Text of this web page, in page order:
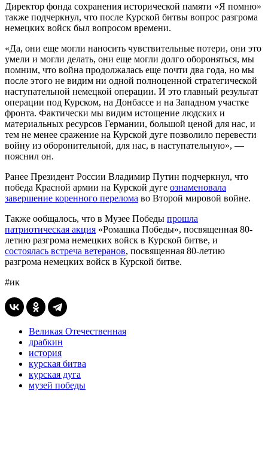
Директор фонда сохранения исторической памяти «Я помню»
также подчеркнул, что после Курской битвы вопрос разгрома
немецких войск был вопросом времени.
«Да, они еще могли наносить чувствительные потери, они это
умели и могли делать, они еще могли долго обороняться, мы
помним, что война продолжалась еще почти два года, но мы
после этого не видим ни одной полноценной стратегической
наступательной немецкой операции. И это главный результат
операции под Курском, на Донбассе и на Западном участке
фронта. Фактически мы видим истощение людских и
материальных ресурсов Германии, большой ценой для нас, и
тем не менее сражение на Курской дуге позволило перевести
войну из оборонительной, для нас, в наступательную», —
пояснил он.
Ранее Президент России Владимир Путин подчеркнул, что
победа Красной армии на Курской дуге ознаменовала
завершение коренного перелома во Второй мировой войне.
Также ообщалось, что в Музее Победы прошла
патриотическая акция «Ромашка Победы», посвященная 80-
летию разгрома немецких войск в Курской битве, и
состоялась встреча ветеранов, посвященная 80-летию
разгрома немецких войск в Курской битве.
#ик
Великая Отечественная
драбкин
история
курская битва
курская дуга
музей победы